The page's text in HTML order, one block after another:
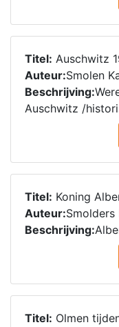
Titel: Auschwitz
Auteur:Smolen
Beschrijving:
Auschwitz /
Titel: Koning
Auteur:Smolders
Beschrijving:
Titel: Olmen